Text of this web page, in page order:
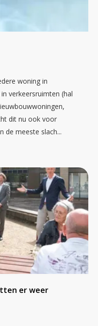
woning in
verkeersruimten (hal
dit nu ook voor
de meeste slach...
er weer